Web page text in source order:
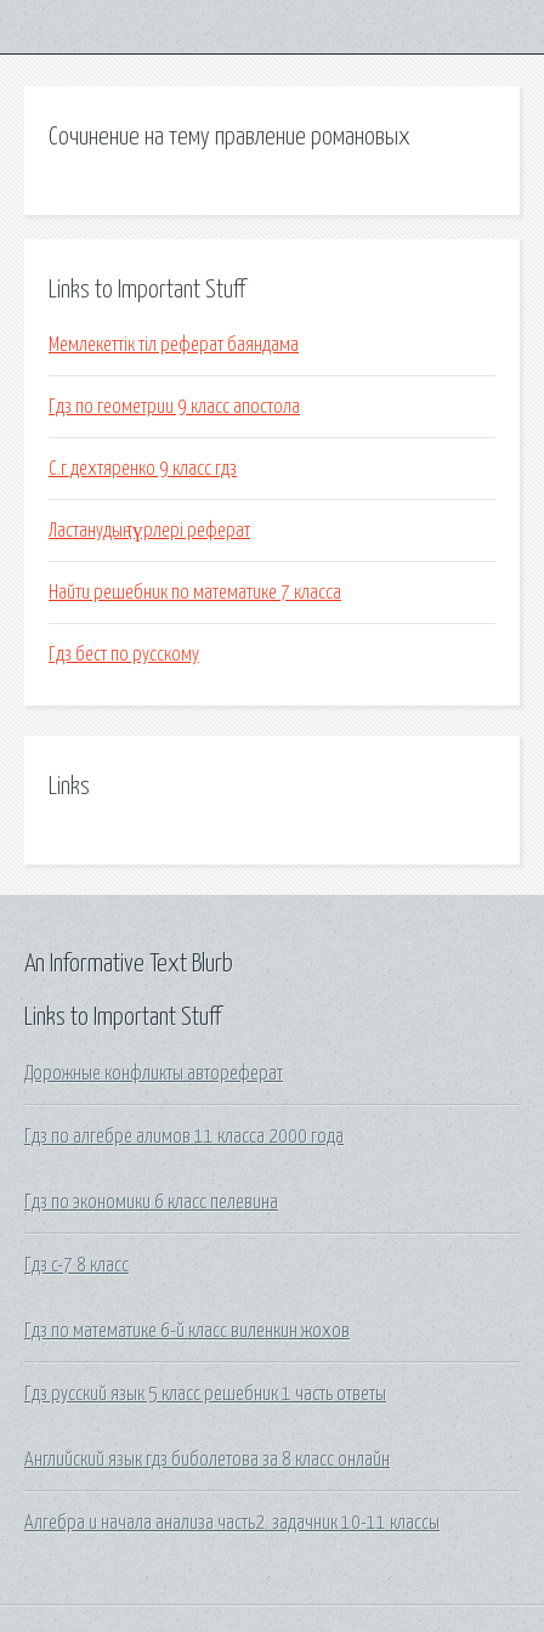
Сочинение на тему правление романовых
Links to Important Stuff
Мемлекеттік тіл реферат баяндама
Гдз по геометрии 9 класс апостола
С.г дехтяренко 9 класс гдз
Ластанудың түрлері реферат
Найти решебник по математике 7 класса
Гдз бест по русскому
Links
Links to Important Stuff
Дорожные конфликты автореферат
Гдз по алгебре алимов 11 класса 2000 года
Гдз по экономики 6 класс пелевина
Гдз c-7 8 класс
Гдз по математике 6-й класс виленкин жохов
Гдз русский язык 5 класс решебник 1 часть ответы
Английский язык гдз биболетова за 8 класс онлайн
Алгебра и начала анализа часть2. задачник 10-11 классы
An Informative Text Blurb